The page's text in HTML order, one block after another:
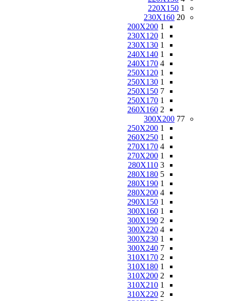
220X150 1
230X160 20
200X200 1
230X120 1
230X130 1
240X140 1
240X170 4
250X120 1
250X130 1
250X150 7
250X170 1
260X160 2
300X200 77
250X200 1
260X250 1
270X170 4
270X200 1
280X110 3
280X180 5
280X190 1
280X200 4
290X150 1
300X160 1
300X190 2
300X220 4
300X230 1
300X240 7
310X170 2
310X180 1
310X200 2
310X210 1
310X220 2